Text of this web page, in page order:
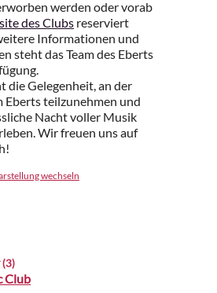
werden oder vorab
des Clubs reserviert
Informationen und
steht das Team des Eberts
die Gelegenheit, an der
Eberts teilzunehmen und
Nacht voller Musik
Wir freuen uns auf
wechseln
(3)
Club